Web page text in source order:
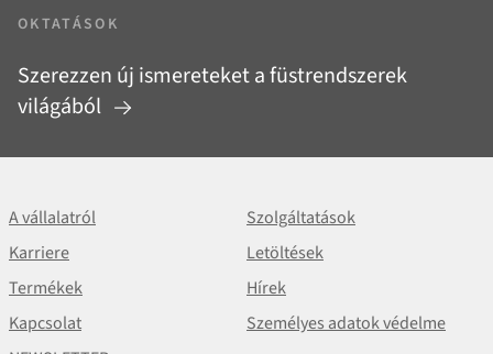
OKTATÁSOK
Szerezzen új ismereteket a füstrendszerek
világából
A vállalatról
Szolgáltatások
Karriere
Letöltések
Termékek
Hírek
Kapcsolat
Személyes adatok védelme